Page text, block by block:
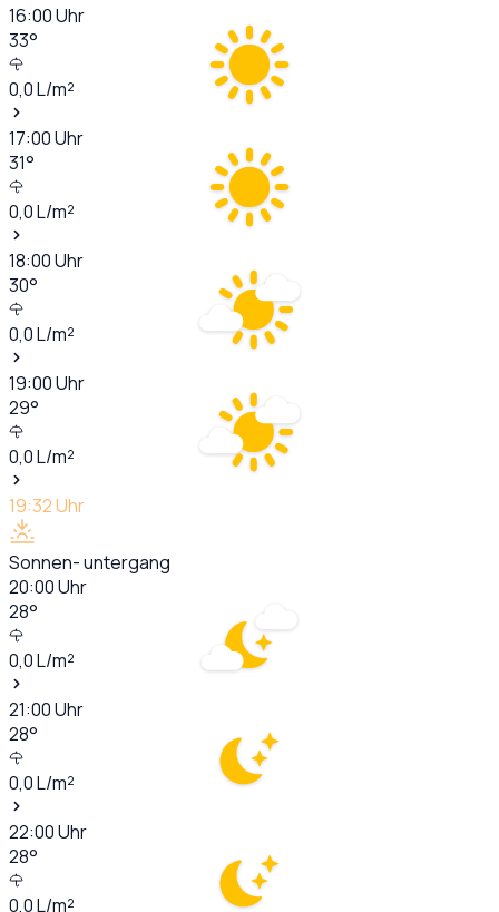
16:00Uhr
33°
0,0L/m²
17:00Uhr
31°
0,0L/m²
18:00Uhr
30°
0,0L/m²
19:00Uhr
29°
0,0L/m²
19:32Uhr
Sonnen- untergang
20:00Uhr
28°
0,0L/m²
21:00Uhr
28°
0,0L/m²
22:00Uhr
28°
0,0L/m²